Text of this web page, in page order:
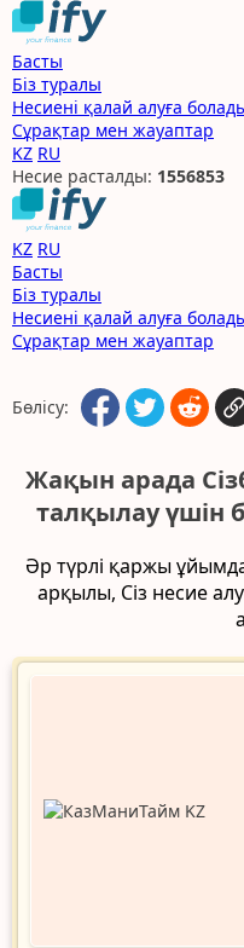
Басты
Біз туралы
Несиені қалай алуға
Сұрақтар мен жауаптар
KZ RU
Несие расталды: 1556853
KZ RU
Басты
Біз туралы
Несиені қалай алуға
Сұрақтар мен жауаптар
Бөлісу:
Жақын арада
талқылау үшін
Әр түрлі қаржы
арқылы, Сіз несие